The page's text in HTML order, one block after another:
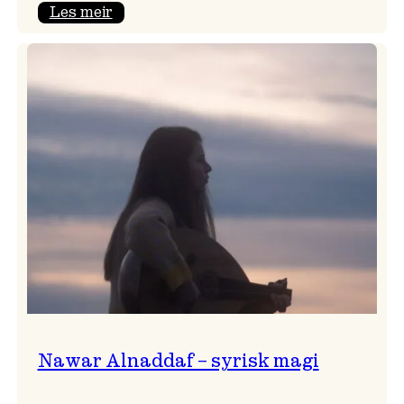
Les meir:
Nawar Alnaddaf – syrisk magi